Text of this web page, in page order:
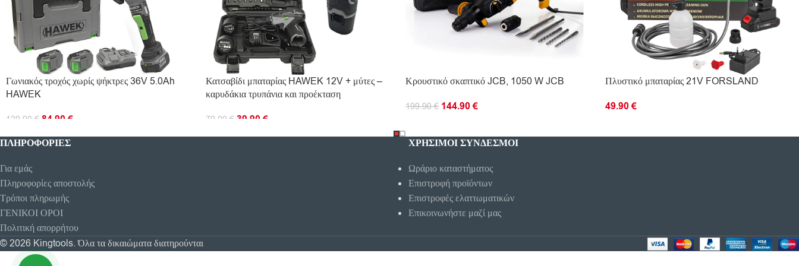
Γωνιακός τροχός χωρίς ψήκτρες 36V 5.0Ah
HAWEK
129.90 € 84.90€
ΠΡΟΣΘΉΚΗ ΣΤΟ ΚΑΛΆΘΙ
Κατσαβίδι μπαταρίας HAWEK 12V + μύτες –
καρυδάκια τρυπάνια και προέκταση
79.90 € 39.90€
ΠΡΟΣΘΉΚΗ ΣΤΟ ΚΑΛΆΘΙ
Κρουστικό σκαπτικό JCB, 1050 W JCB
199.90€ 144.90€
Πλυστικό μπαταρίας 21V FORSLAND
49.90€
ΠΛΗΡΟΦΟΡΊΕΣ
Για εμάς
Πληροφορίες αποστολής
Τρόποι πληρωμής
ΓΕΝΙΚΟΙ ΟΡΟΙ
Πολιτική απορρήτου
ΧΡΗΣΙΜΟΙ ΣΥΝΔΕΣΜΟΙ
Ωράριο καταστήματος
Επιστροφή προϊόντων
Επιστροφές ελαττωματικών
Επικοινωνήστε μαζί μας
© 2026 Kingtools. Όλα τα δικαιώματα διατηρούνται